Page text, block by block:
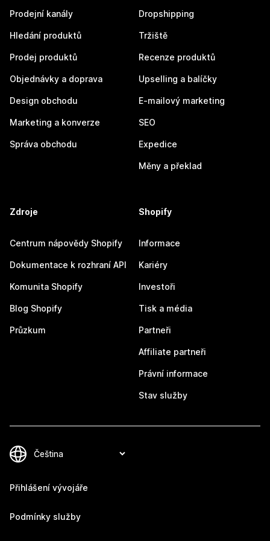
Prodejní kanály
Hledání produktů
Prodej produktů
Objednávky a doprava
Design obchodu
Marketing a konverze
Správa obchodu
Dropshipping
Tržiště
Recenze produktů
Upselling a balíčky
E-mailový marketing
SEO
Expedice
Měny a překlad
Zdroje
Centrum nápovědy Shopify
Dokumentace k rozhraní API
Komunita Shopify
Blog Shopify
Průzkum
Shopify
Informace
Kariéry
Investoři
Tisk a média
Partneři
Affiliate partneři
Právní informace
Stav služby
Přihlášení vývojáře
Podmínky služby